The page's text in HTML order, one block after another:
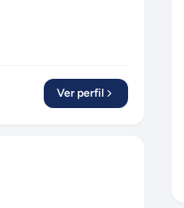
Ver perfil